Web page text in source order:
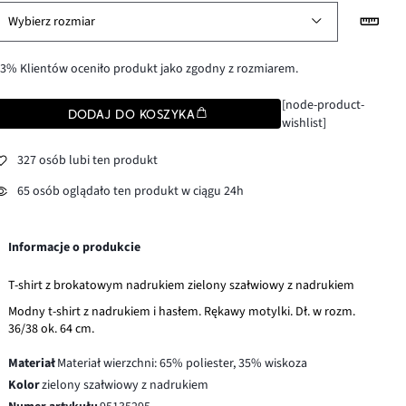
Wybierz rozmiar
Klientów oceniło produkt jako zgodny z rozmiarem.
DODAJ DO KOSZYKA
[node-product-
wishlist]
327 osób lubi ten produkt
65 osób oglądało ten produkt w ciągu 24h
Informacje o produkcie
T-shirt z brokatowym nadrukiem zielony szałwiowy z nadrukiem
Modny t-shirt z nadrukiem i hasłem. Rękawy motylki. Dł. w rozm.
36/38 ok. 64 cm.
MateriałMateriał wierzchni: 65% poliester, 35% wiskoza
Kolorzielony szałwiowy z nadrukiem